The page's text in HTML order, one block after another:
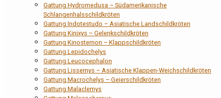
Gattung Hydromedusa – Südamerikanische
Schlangenhalsschildkröten
Gattung Indotestudo – Asiatische Landschildkröten
Gattung Kinixys – Gelenkschildkröten
Gattung Kinosternon – Klappschildkröten
Gattung Lepidochelys
Gattung Leucocephalon
Gattung Lissemys – Asiatische Klappen-Weichschildkröten
Gattung Macrochelys – Geierschildkröten
Gattung Malaclemys